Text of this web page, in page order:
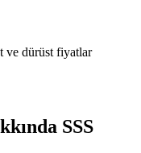
ve dürüst fiyatlar
SSS